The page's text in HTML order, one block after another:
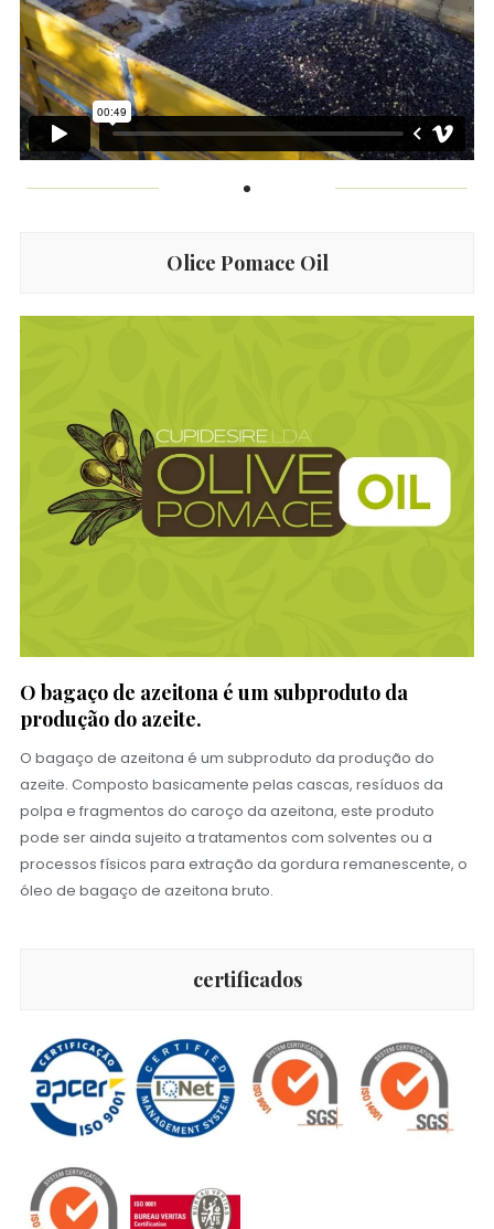
Olice Pomace Oil
O bagaço de azeitona é um subproduto da
produção do azeite.
O bagaço de azeitona é um subproduto da produção do
azeite. Composto basicamente pelas cascas, resíduos da
polpa e fragmentos do caroço da azeitona, este produto
pode ser ainda sujeito a tratamentos com solventes ou a
processos físicos para extração da gordura remanescente, o
óleo de bagaço de azeitona bruto.
certificados